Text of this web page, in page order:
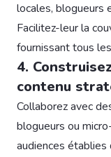
locales, blogueurs
Facilitez-leur la
fournissant tous
4.
contenu
Collaborez avec
blogueurs ou
audiences établies